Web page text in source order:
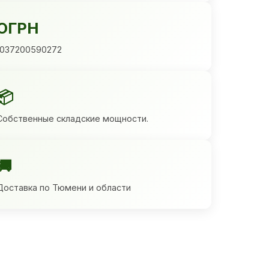
складские мощности.
по Тюмени и области